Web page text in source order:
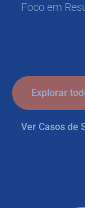
Foco em
Explorar
Ver Casos de